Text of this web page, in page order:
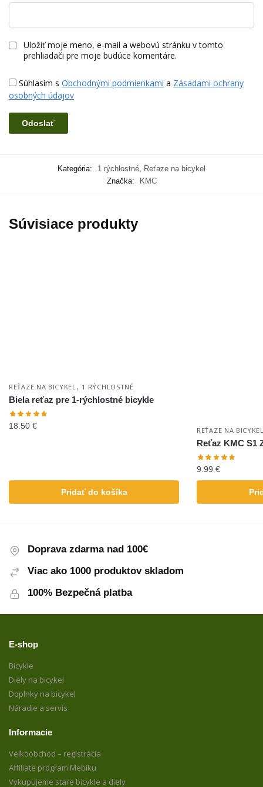
Uložiť moje meno, e-mail a webovú stránku v tomto
prehliadači pre moje budúce komentáre.
Súhlasím s Obchodnými podmienkami a Zásadami ochrany
osobných údajov
Kategória: 1 rýchlostné, Reťaze na bicykel
Značka:
KMC
Súvisiace produkty
REŤAZE NA BICYKEL, 1 RÝCHLOSTNÉ
Biela reťaz pre 1-rýchlostné bicykle
18.50 €
Pridať do košíka
REŤAZE NA
Reťaz KMC S1
9.99 €
Doprava zdarma nad 100€
Viac ako 1000 produktov skladom
100% Bezpečná platba
E-shop
Bicykle
Diely na bicykel
Doplnky na bicykel
Náradie a servis
Informacie
Veľkoobchod – registrácia
Affiliate program Mebiku
Vykupujeme stare bicykle a diely